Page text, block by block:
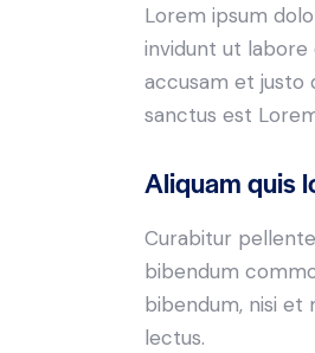
Lorem ipsum
invidunt ut labore
accusam et justo
sanctus est
Aliquam quis
Curabitur
bibendum
bibendum, nisi et
lectus.